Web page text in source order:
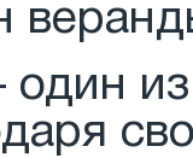
один